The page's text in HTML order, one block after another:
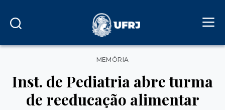
Categorias
MEMÓRIA
Inst. de Pediatria abre turma
de reeducação alimentar